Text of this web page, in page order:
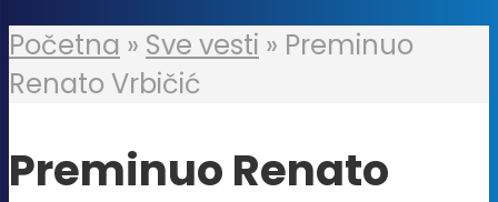
Početna » Sve vesti » Preminuo
Renato Vrbičić
Preminuo Renato